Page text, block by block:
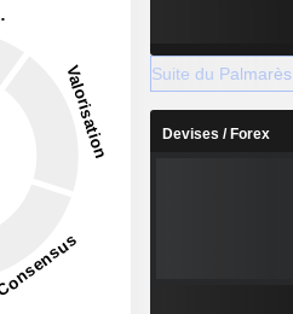
Suite du Palmarès
Devises / Forex